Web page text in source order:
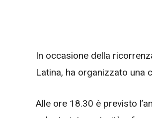
In occasione della
Latina, ha organizzato una
Alle ore 18.30 è previsto